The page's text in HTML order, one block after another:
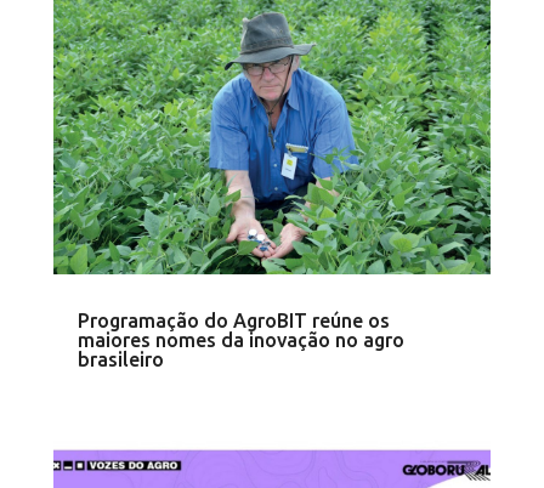
Programação do AgroBIT reúne os
maiores nomes da inovação no agro
brasileiro